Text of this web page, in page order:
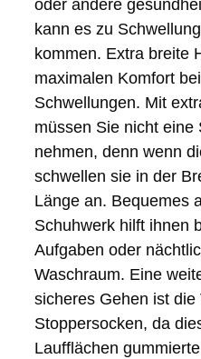
oder andere
kann es zu
kommen. Extra breite
maximalen Komfort
Schwellungen. Mit
müssen Sie nicht eine
nehmen, denn wenn
schwellen sie in der
Länge an. Bequemes
Schuhwerk hilft ihnen
Aufgaben oder
Waschraum. Eine
sicheres Gehen ist die
Stoppersocken, da
Laufflächen